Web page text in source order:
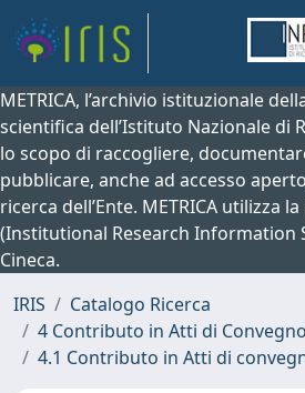
METRICA, l’archivio istituzionale
scientifica dell’Istituto Nazionale di
lo scopo di raccogliere,
pubblicare, anche ad accesso
ricerca dell’Ente. METRICA utilizza
(Institutional Research Information
Cineca.
IRIS
Catalogo Ricerca
4 Contributo in Atti di
4.1 Contributo in Atti di